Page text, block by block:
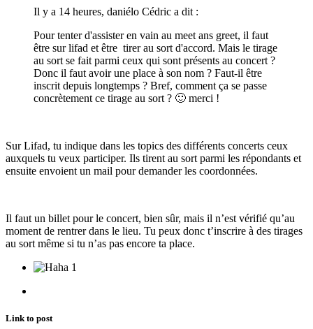
Il y a 14 heures, daniélo Cédric a dit :
Pour tenter d'assister en vain au meet ans greet, il faut
être sur lifad et être tirer au sort d'accord. Mais le tirage
au sort se fait parmi ceux qui sont présents au concert ?
Donc il faut avoir une place à son nom ? Faut-il être
inscrit depuis longtemps ? Bref, comment ça se passe
concrètement ce tirage au sort ? 🙂 merci !
Sur Lifad, tu indique dans les topics des différents concerts ceux
auxquels tu veux participer. Ils tirent au sort parmi les répondants et
ensuite envoient un mail pour demander les coordonnées.
Il faut un billet pour le concert, bien sûr, mais il n’est vérifié qu’au
moment de rentrer dans le lieu. Tu peux donc t’inscrire à des tirages
au sort même si tu n’as pas encore ta place.
1
Link to post